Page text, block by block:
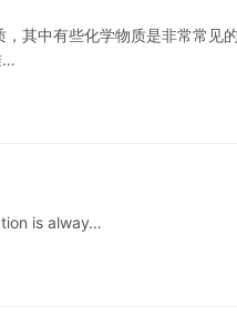
其中有些化学物质是非常常见
…
is alway…